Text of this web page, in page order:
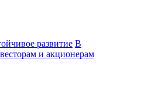
развитие В
и акционерам